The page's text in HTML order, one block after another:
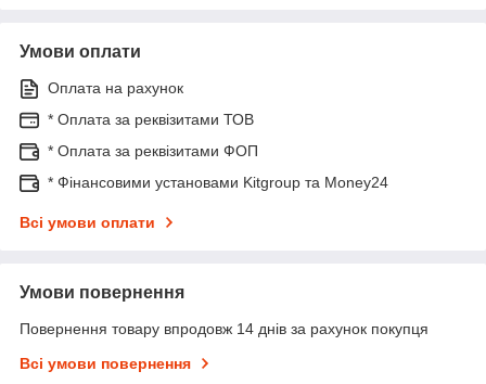
Умови оплати
Оплата на рахунок
* Оплата за реквізитами ТОВ
* Оплата за реквізитами ФОП
* Фінансовими установами Kitgroup та Money24
Всі умови оплати
Умови повернення
Повернення товару впродовж 14 днів за рахунок покупця
Всі умови повернення